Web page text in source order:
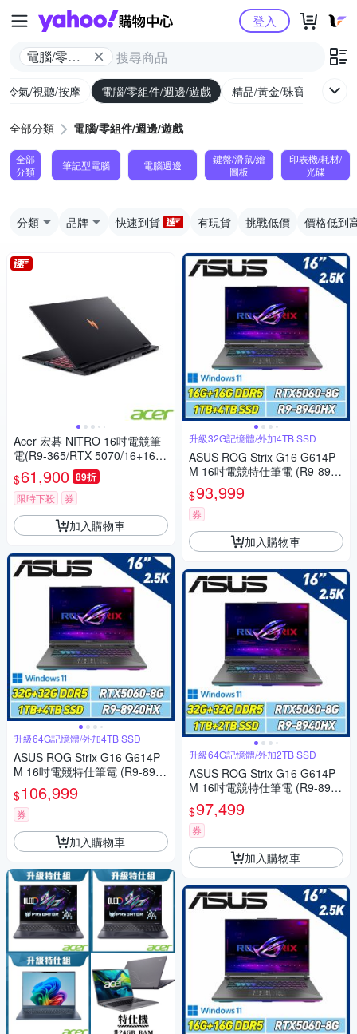
Yahoo購物中心
電腦/零組
戲
登入
/冷氣/視聽/按摩 電腦/零組件/週邊/遊戲 精品/黃金/珠寶/手錶
全部分類 電腦/零組件/週邊/遊戲
全部
分類
筆記型電腦 電腦週邊
鍵盤/滑鼠/繪
圖板
印表機/耗材/
光碟
分類 品牌 快速到貨 有現貨 挑戰低價 價格低到
Acer 宏碁 NITRO 16吋電競筆
電(R9-365/RTX 5070/16+16G
B/1TB/Win11)
$61,900 89折
限時下殺 券
加入購物車
升級64G記憶體/外加4TB SSD
ASUS ROG Strix G16 G614P
M 16吋電競特仕筆電 (R9-8940
HX/32G+32G/1TB+4TB SSD/
RTX5060/幻潮黑)
$106,999
券
加入購物車
升級32G記憶體/外加4TB SSD
ASUS ROG Strix G16 G614P
M 16吋電競特仕筆電 (R9-8940
HX/16G+16G/1TB+4TB SSD/
RTX5060/幻潮黑)
$93,999
券
加入購物車
升級64G記憶體/外加2TB SSD
ASUS ROG Strix G16 G614P
M 16吋電競特仕筆電 (R9-8940
HX/32G+32G/1TB+2TB SSD/
RTX5060/幻潮黑)
$97,499
券
加入購物車